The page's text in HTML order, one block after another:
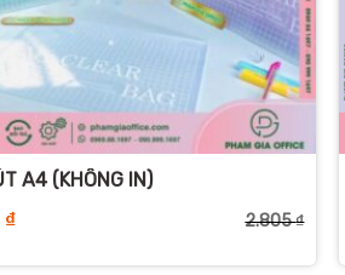
A4 (KHÔNG IN)
2.805₫
là:
₫
tại